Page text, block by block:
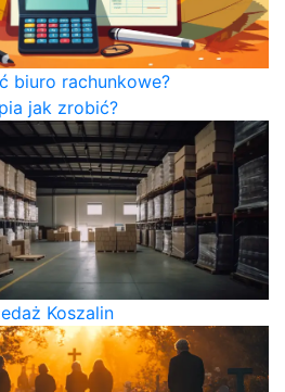
biuro rachunkowe?
jak zrobić?
Koszalin